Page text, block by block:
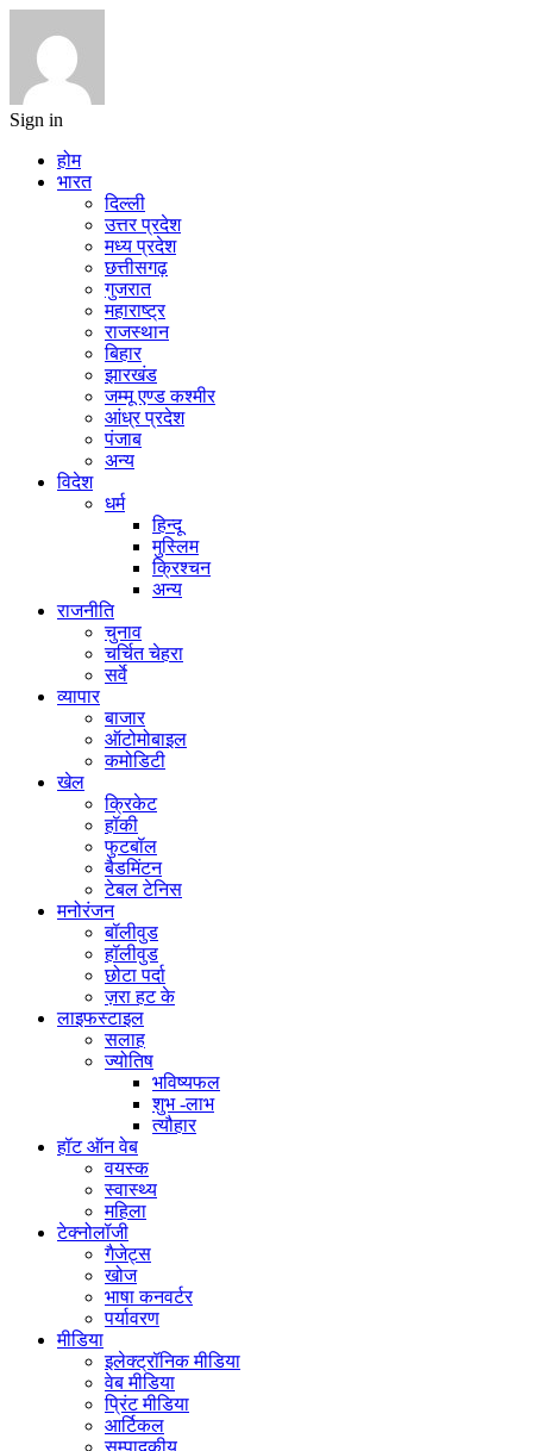
Sign in
होम
भारत
दिल्ली
उत्तर प्रदेश
मध्य प्रदेश
छत्तीसगढ़
गुजरात
महाराष्ट्र
राजस्थान
बिहार
झारखंड
जम्मू एण्ड कश्मीर
आंध्र प्रदेश
पंजाब
अन्य
विदेश
धर्म
हिन्दू
मुस्लिम
क्रिश्चन
अन्य
राजनीति
चुनाव
चर्चित चेहरा
सर्वे
व्यापार
बाजार
ऑटोमोबाइल
कमोडिटी
खेल
क्रिकेट
हॉकी
फुटबॉल
बैडमिंटन
टेबल टेनिस
मनोरंजन
बॉलीवुड
हॉलीवुड
छोटा पर्दा
ज़रा हट के
लाइफस्टाइल
सलाह
ज्योतिष
भविष्यफल
शुभ -लाभ
त्यौहार
हॉट ऑन वेब
वयस्क
स्वास्थ्य
महिला
टेक्नोलॉजी
गैजेट्स
खोज
भाषा कनवर्टर
पर्यावरण
मीडिया
इलेक्ट्रॉनिक मीडिया
वेब मीडिया
प्रिंट मीडिया
आर्टिकल
सम्पादकीय